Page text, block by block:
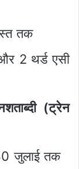
तक
2 थर्ड एसी
(ट्रेन
जुलाई तक